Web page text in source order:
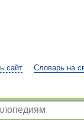
сайт Словарь на